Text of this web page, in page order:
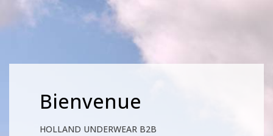
Bienvenue
HOLLAND UNDERWEAR B2B